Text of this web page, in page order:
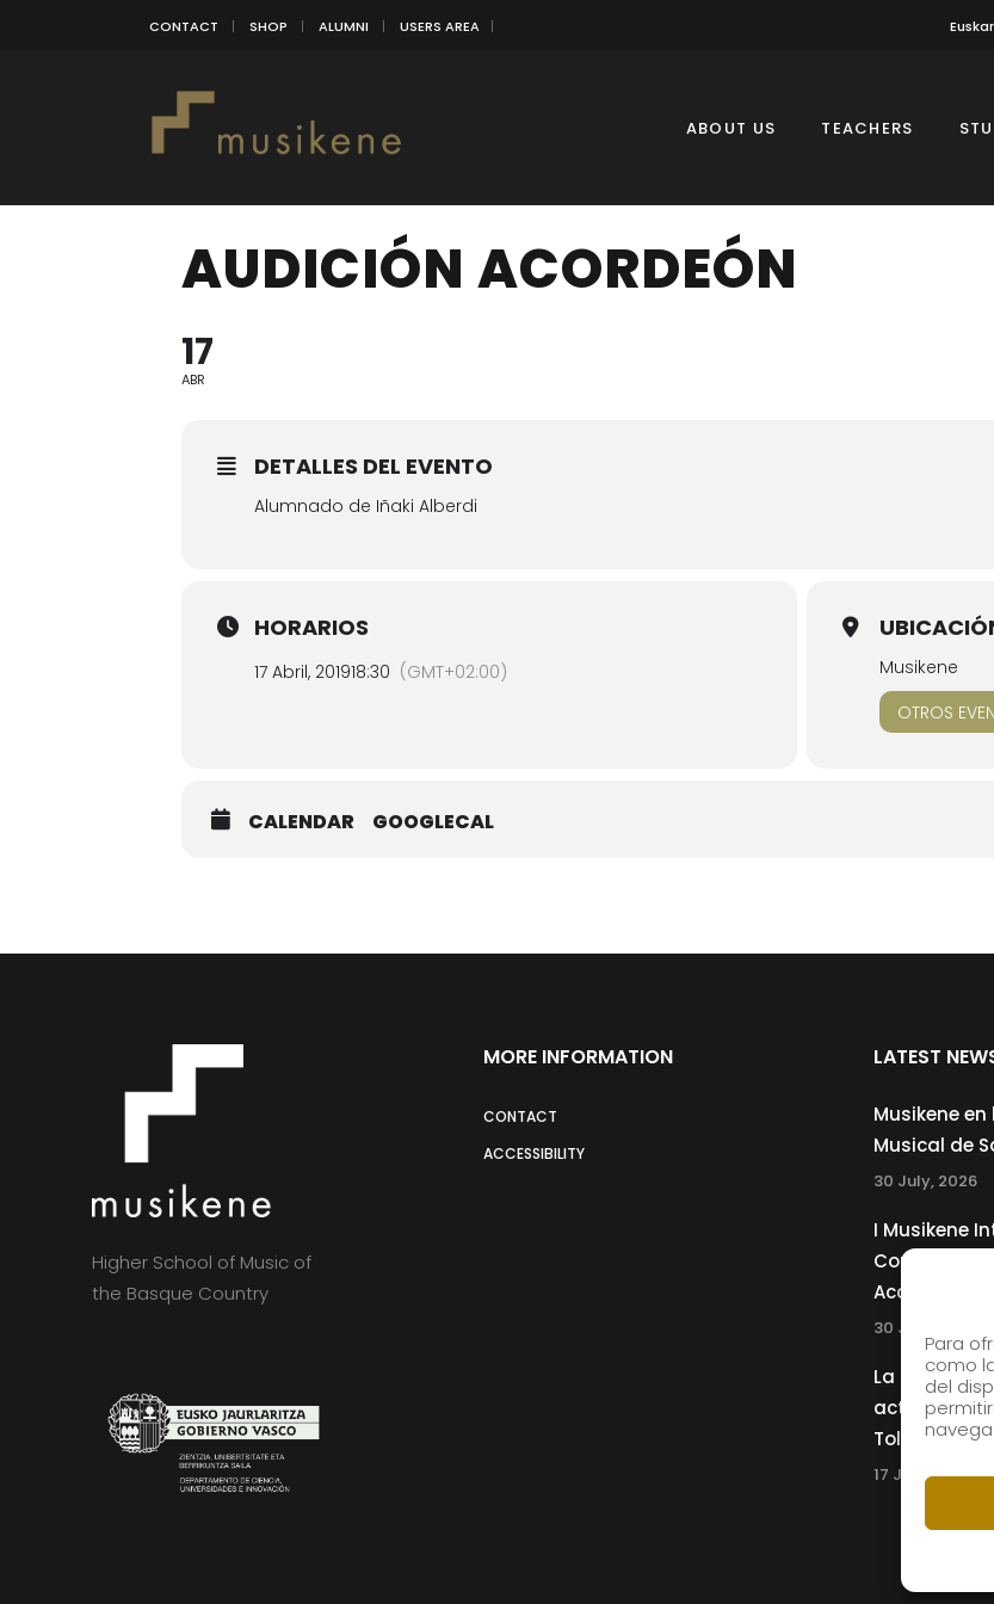
Para
como
del
CONTACT SHOP ALUMNI USERS AREA
ABOUT US TEACHERS
AUDICIÓN ACORDEÓN
17
ABR
DETALLES DEL EVENTO
Alumnado de Iñaki Alberdi
HORARIOS
17 Abril, 201918:30 (GMT+02:00)
Musikene
OTROS
CALENDAR GOOGLECAL
Higher School of Music of
the Basque Country
MORE INFORMATION
CONTACT
ACCESSIBILITY
LATEST
Musikene
Musical de
30 July, 2026
I Musikene
Competition
Accordionists
30 July, 2026
La Musikene
actuará
Tolliver en
17 July, 2026